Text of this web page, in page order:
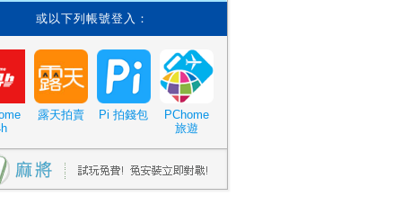
或以下列帳號登入：
露天拍賣 Pi 拍錢包
PChome
旅遊